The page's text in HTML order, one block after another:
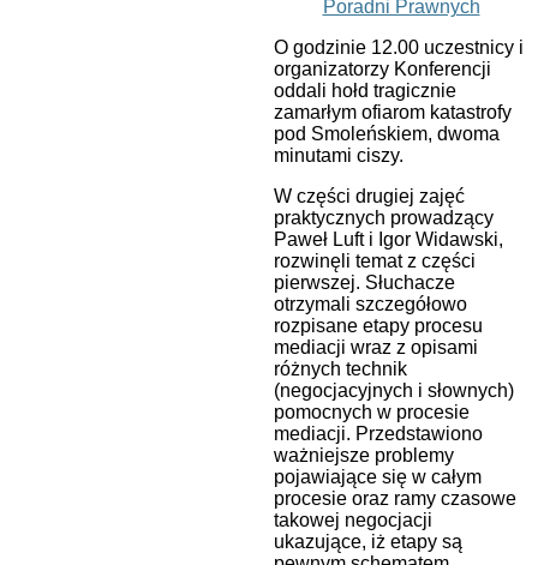
O godzinie 12.00 uczestnicy i
organizatorzy Konferencji
oddali hołd tragicznie
zamarłym ofiarom katastrofy
pod Smoleńskiem, dwoma
minutami ciszy.
W części drugiej zajęć
praktycznych prowadzący
Paweł Luft i Igor Widawski,
rozwinęli temat z części
pierwszej. Słuchacze
otrzymali szczegółowo
rozpisane etapy procesu
mediacji wraz z opisami
różnych technik
(negocjacyjnych i słownych)
pomocnych w procesie
mediacji. Przedstawiono
ważniejsze problemy
pojawiające się w całym
procesie oraz ramy czasowe
takowej negocjacji
ukazujące, iż etapy są